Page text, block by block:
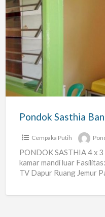
Pondok
Sasthia
Bangunan
Baru
Cempaka Putih
PONDOK SASTHIA 4 x
kamar mandi luar
TV Dapur Ruang Jemur